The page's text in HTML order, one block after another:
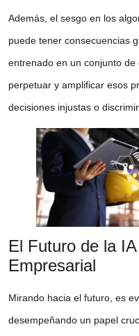
Además, el sesgo en los
puede tener consecuencias
entrenado en un conjunto
perpetuar y amplificar esos
decisiones injustas o
El Futuro de la
Empresarial
Mirando hacia el futuro, es
desempeñando un papel